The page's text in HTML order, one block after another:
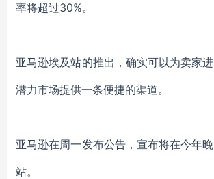
率将超过30%。
亚马逊埃及站的推出，确实可以为卖家
潜力市场提供一条便捷的渠道。
亚马逊在周一发布公告，宣布将在今年
站。